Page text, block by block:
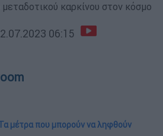
καρκίνου στον κόσμο
06:15
μέτρα που μπορούν να ληφθούν